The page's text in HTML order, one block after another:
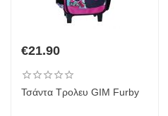
€21.90
Τσάντα Τρολευ GIM Furby